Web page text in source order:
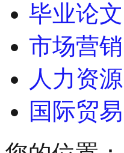
毕业论文
市场营销
人力资源
国际贸易